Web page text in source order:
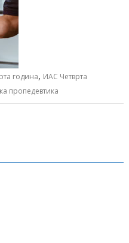
година, ИАС Четврта
пропедевтика